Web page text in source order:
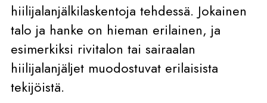
hiilijalanjälkilaskentoja tehdessä. Jokainen
talo ja hanke on hieman erilainen, ja
esimerkiksi rivitalon tai sairaalan
hiilijalanjäljet muodostuvat erilaisista
tekijöistä.